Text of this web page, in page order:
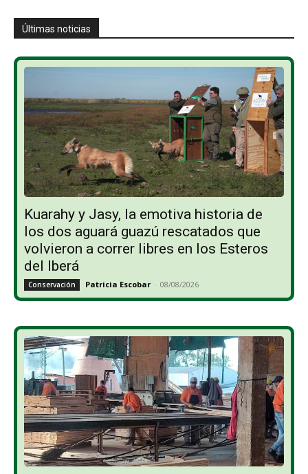
Últimas noticias
Kuarahy y Jasy, la emotiva historia de
los dos aguará guazú rescatados que
volvieron a correr libres en los Esteros
del Iberá
Conservación Patricia Escobar - 08/08/2026